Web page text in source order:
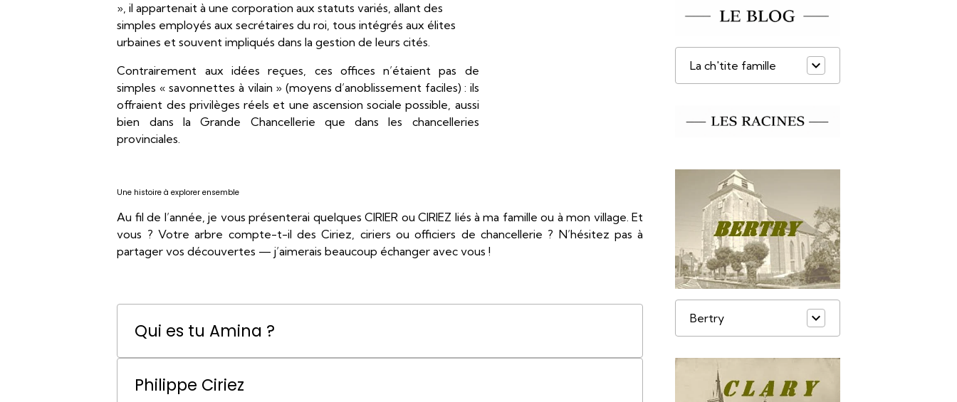
», il appartenait à une corporation aux statuts variés, allant des
simples employés aux secrétaires du roi, tous intégrés aux élites
urbaines et souvent impliqués dans la gestion de leurs cités.
Contrairement aux idées reçues, ces offices n’étaient pas de
simples « savonnettes à vilain » (moyens d’anoblissement faciles) : ils
offraient des privilèges réels et une ascension sociale possible, aussi
bien dans la Grande Chancellerie que dans les chancelleries
provinciales.
Une histoire à explorer ensemble
Au fil de l’année, je vous présenterai quelques CIRIER ou CIRIEZ liés à ma famille ou à mon village. Et
vous ? Votre arbre compte-t-il des Ciriez, ciriers ou officiers de chancellerie ? N’hésitez pas à
partager vos découvertes — j’aimerais beaucoup échanger avec vous !
Qui es tu Amina ?
Philippe Ciriez
La ch'tite famille
Bertry